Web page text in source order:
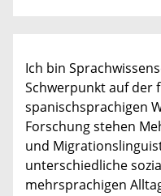
Ich bin
Schwerpunkt auf der
spanischsprachigen
Forschung stehen
und
unterschiedliche
mehrsprachigen